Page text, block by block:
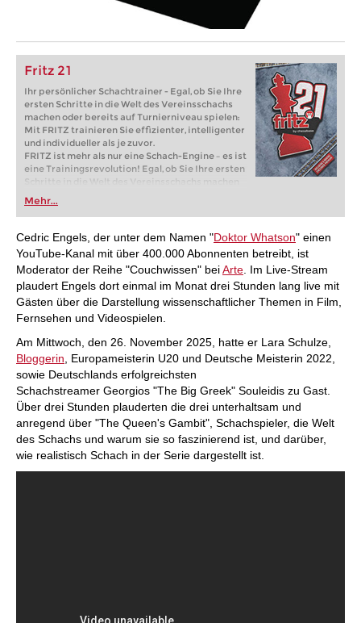
Fritz 21
Ihr persönlicher Schachtrainer - Egal, ob Sie Ihre
ersten Schritte in die Welt des Vereinsschachs
machen oder bereits auf Turnierniveau spielen:
Mit FRITZ trainieren Sie effizienter, intelligenter
und individueller als je zuvor.
FRITZ ist mehr als nur eine Schach-Engine – es ist
eine Trainingsrevolution! Egal, ob Sie Ihre ersten
Schritte in die Welt des Vereinsschachs machen
oder bereits auf Turnierniveau spielen: Mit
FRITZ trainieren Sie effizienter, intelligenter und
individueller als je zuvor.
Mehr...
Cedric Engels, der unter dem Namen "Doktor Whatson" einen
YouTube-Kanal mit über 400.000 Abonnenten betreibt, ist
Moderator der Reihe "Couchwissen" beiArte . Im Live-Stream
plaudert Engels dort einmal im Monat drei Stunden lang live mit
Gästen über die Darstellung wissenschaftlicher Themen in Film,
Fernsehen und Videospielen.
Am Mittwoch, den 26. November 2025, hatte er Lara Schulze,
Bloggerin , Europameisterin U20 und Deutsche Meisterin 2022,
sowie Deutschlands erfolgreichsten
Schachstreamer Georgios "The Big Greek" Souleidis zu Gast.
Über drei Stunden plauderten die drei unterhaltsam und
anregend über "The Queen's Gambit", Schachspieler, die Welt
des Schachs und warum sie so faszinierend ist, und darüber,
wie realistisch Schach in der Serie dargestellt ist.